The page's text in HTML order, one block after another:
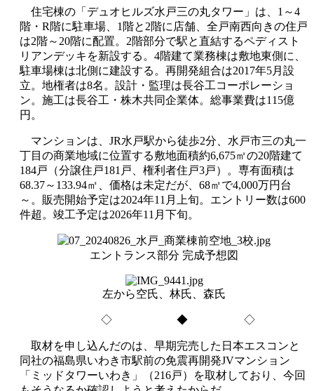
住宅棟の「デュオヒルズ水戸三の丸タワー」は、1～4
階・R階に駐車場、1階と2階に店舗、全戸南西向きの住戸
は2階～20階に配置。2階部分で駅と直結するペディスト
リアンデッキを新設する。4階建て業務棟は敷地東側に、
駐車場棟は北側に建設する。再開発組合は2017年5月設
立。地権者は8名。設計・監理は長谷工コーポレーショ
ン。施工は長谷工・株木共同企業体。総事業費は115億
円。
マンションは、JR水戸駅から徒歩2分、水戸市三の丸一
丁目の商業地域に位置する敷地面積約6,675㎡の20階建て
184戸（分譲住戸181戸、権利者住戸3戸）。専有面積は
68.37～133.94㎡、価格は未定だが、68㎡で4,000万円台
～。販売開始予定は2024年11月上旬。エントリー数は600
件超。竣工予定は2026年11月下旬。
エントランス部分 完成予想図
左から空氏、林氏、森氏
◇ ◆ ◇
取材を申し込んだのは、早期完売した日本エスコンと
同社の福島県いわき市駅前の免震再開発JVマンション
「ミッドタワーいわき」（216戸）を取材しており、今回